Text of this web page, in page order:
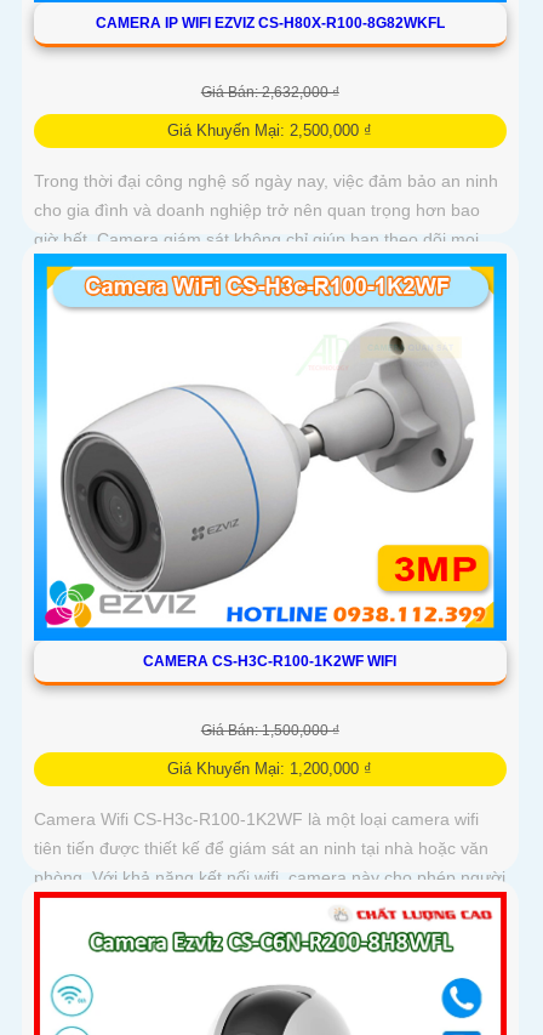
CAMERA IP WIFI EZVIZ CS-H80X-R100-8G82WKFL
Giá Bán: 2,632,000 ₫
Giá Khuyến Mại: 2,500,000 ₫
Trong thời đại công nghệ số ngày nay, việc đảm bảo an ninh
cho gia đình và doanh nghiệp trở nên quan trọng hơn bao
giờ hết. Camera giám sát không chỉ giúp bạn theo dõi mọi
hoạt động xung quanh mà còn mang lại sự an tâm cho bạn
và những người thân yêu
CAMERA CS-H3C-R100-1K2WF WIFI
Giá Bán: 1,500,000 ₫
Giá Khuyến Mại: 1,200,000 ₫
Camera Wifi CS-H3c-R100-1K2WF là một loại camera wifi
tiên tiến được thiết kế để giám sát an ninh tại nhà hoặc văn
phòng. Với khả năng kết nối wifi, camera này cho phép người
dùng truy cập và kiểm soát từ xa thông qua mạng internet